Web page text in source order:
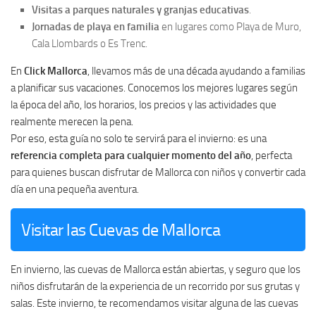
Visitas a parques naturales y granjas educativas
Jornadas de playa en familia en lugares como Playa de Muro,
Cala Llombards o Es Trenc.
En Click Mallorca , llevamos más de una década ayudando a familias
a planificar sus vacaciones. Conocemos los mejores lugares según
la época del año, los horarios, los precios y las actividades que
realmente merecen la pena.
Por eso, esta guía no solo te servirá para el invierno: es una
referencia completa para cualquier momento del año , perfecta
para quienes buscan disfrutar de Mallorca con niños y convertir cada
día en una pequeña aventura.
Visitar las Cuevas de Mallorca
En invierno, las cuevas de Mallorca están abiertas, y seguro que los
niños disfrutarán de la experiencia de un recorrido por sus grutas y
salas. Este invierno, te recomendamos visitar alguna de las cuevas